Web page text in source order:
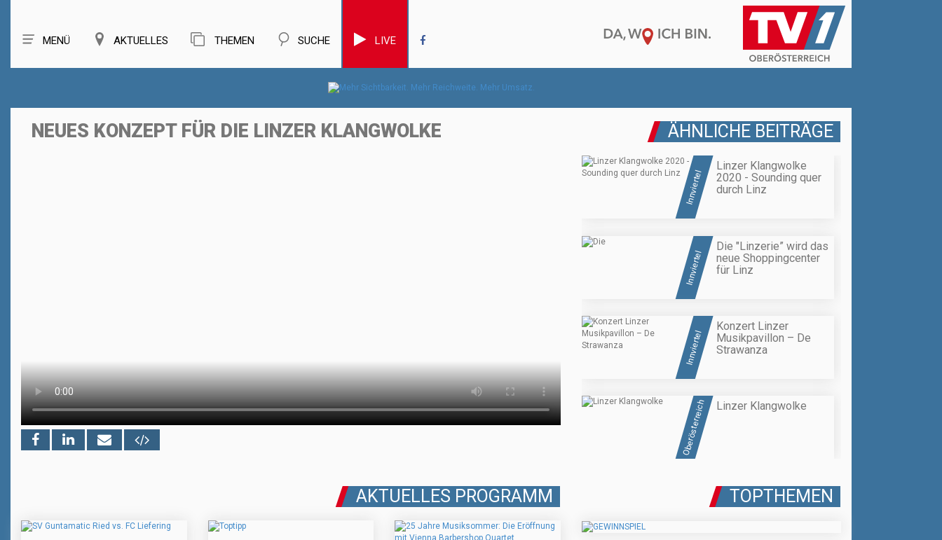
MENÜ AKTUELLES THEMEN SUCHE LIVE
NEUES KONZEPT FÜR DIE LINZER KLANGWOLKE ÄHNLICHE BEITRÄGE
Innviertel
Linzer Klangwolke
2020 - Sounding quer
durch Linz
Innviertel
Die "Linzerie” wird das
neue Shoppingcenter
für Linz
Innviertel
Konzert Linzer
Musikpavillon – De
Strawanza
Oberösterreich Linzer Klangwolke
AKTUELLES PROGRAMM TOPTHEMEN